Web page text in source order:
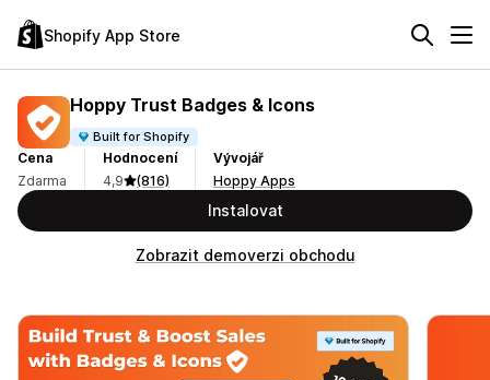
Shopify App Store
Hoppy Trust Badges & Icons
Built for Shopify
Cena
Zdarma
Hodnocení
4,9
(816)
Vývojář
Hoppy Apps
Instalovat
Zobrazit demoverzi obchodu